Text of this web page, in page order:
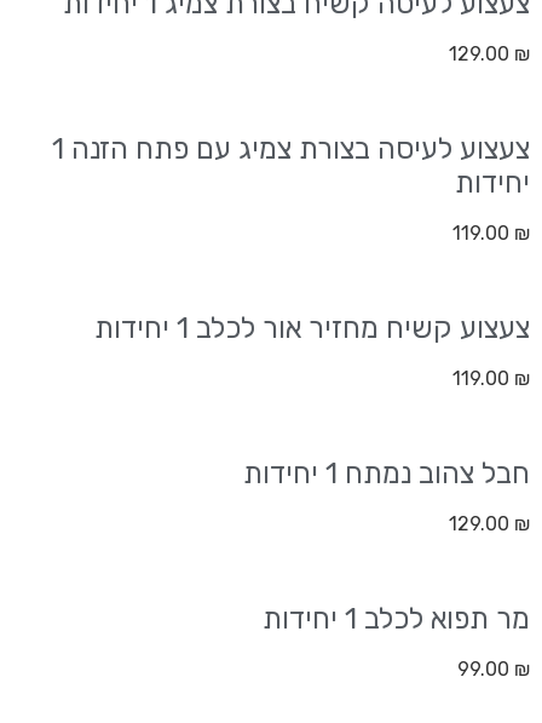
129.00 ₪
צעצוע לעיסה בצורת צמיג עם פתח הזנה 1
יחידות
119.00 ₪
צעצוע קשיח מחזיר אור לכלב 1 יחידות
119.00 ₪
חבל צהוב נמתח 1 יחידות
129.00 ₪
מר תפוא לכלב 1 יחידות
99.00 ₪